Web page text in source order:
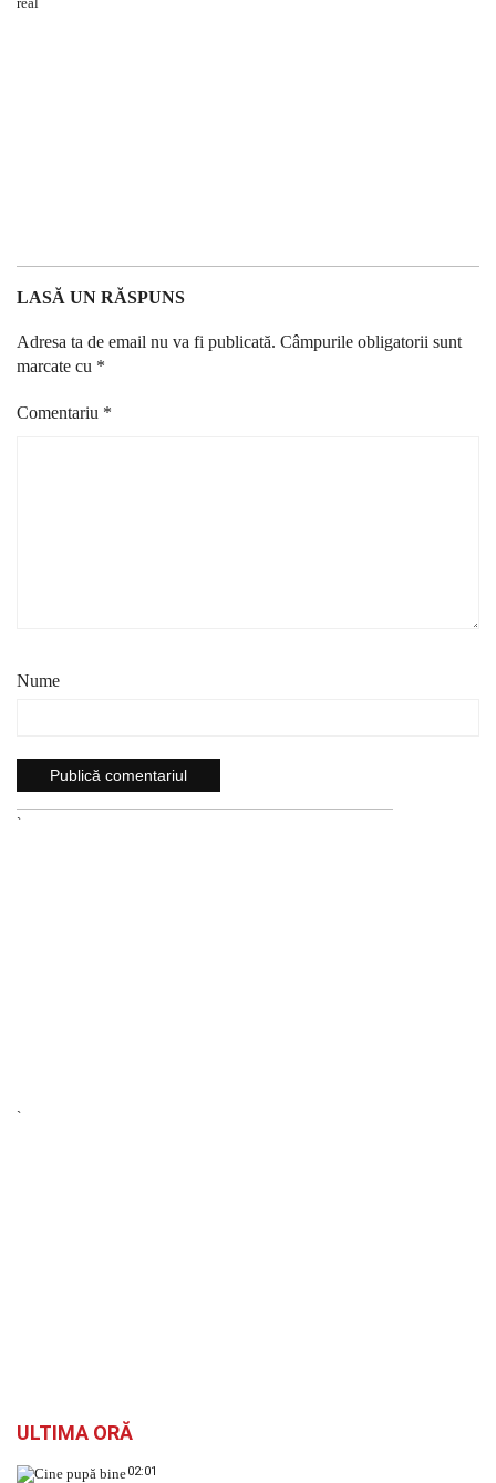
LASĂ UN RĂSPUNS
Adresa ta de email nu va fi publicată. Câmpurile obligatorii sunt
marcate cu *
Comentariu *
Nume
`
`
ULTIMA ORĂ
02:01